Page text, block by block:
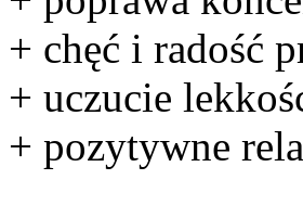
+ chęć i radość
+ uczucie
+ pozytywne